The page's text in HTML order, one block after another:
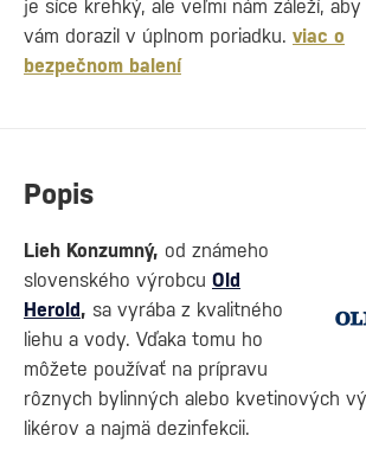
Popis
Lieh Konzumný, od známeho
slovenského výrobcu Old
Herold, sa vyrába z kvalitného
liehu a vody. Vďaka tomu ho
môžete používať na prípravu
rôznych bylinných alebo kvetinových
likérov a najmä dezinfekcii.
je síce krehký, ale veľmi nám záleží, aby
vám dorazil v úplnom poriadku. viac o
bezpečnom balení